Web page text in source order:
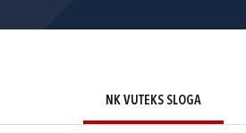
NK VUTEKS SLOGA